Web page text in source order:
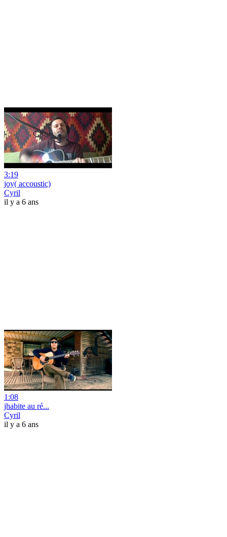
3:19
joy( accoustic)
Cyril
il y a 6 ans
1:08
jhabite au ré...
Cyril
il y a 6 ans